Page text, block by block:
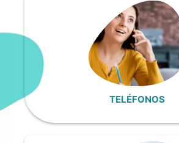
TELÉFONOS